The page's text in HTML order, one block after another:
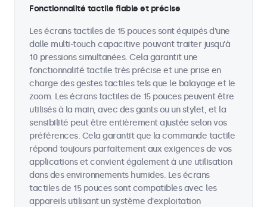
Fonctionnalité tactile fiable et précise
Les écrans tactiles de 15 pouces sont équipés d'une
dalle multi-touch capacitive pouvant traiter jusqu'à
10 pressions simultanées. Cela garantit une
fonctionnalité tactile très précise et une prise en
charge des gestes tactiles tels que le balayage et le
zoom. Les écrans tactiles de 15 pouces peuvent être
utilisés à la main, avec des gants ou un stylet, et la
sensibilité peut être entièrement ajustée selon vos
préférences. Cela garantit que la commande tactile
répond toujours parfaitement aux exigences de vos
applications et convient également à une utilisation
dans des environnements humides. Les écrans
tactiles de 15 pouces sont compatibles avec les
appareils utilisant un système d'exploitation